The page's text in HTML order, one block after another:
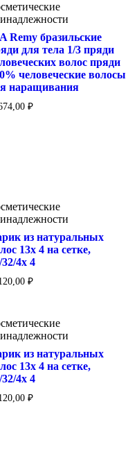
Remy бразильские
для тела 1/3 пряди
волос пряди
человеческие волосы
наращивания
₽
из натуральных
13x 4 на сетке,
32/4x 4
₽
из натуральных
13x 4 на сетке,
32/4x 4
₽